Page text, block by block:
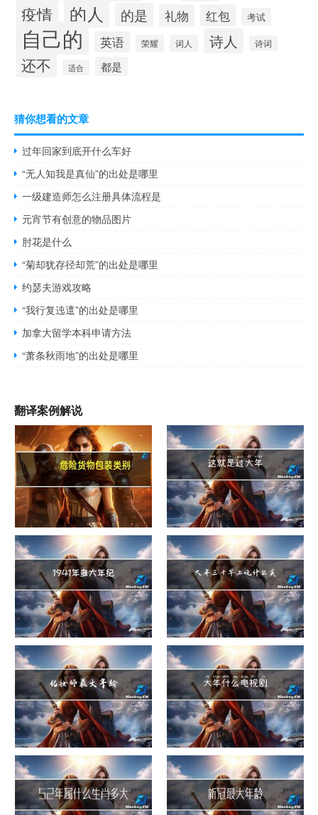
疫情 的人 的是 礼物 红包 考试
自己的 英语 荣耀 词人 诗人 诗词
还不 适合 都是
猜你想看的文章
过年回家到底开什么车好
“无人知我是真仙”的出处是哪里
一级建造师怎么注册具体流程是
元宵节有创意的物品图片
肘花是什么
“菊却犹存径却荒”的出处是哪里
约瑟夫游戏攻略
“我行复迍邅”的出处是哪里
加拿大留学本科申请方法
“萧条秋雨地”的出处是哪里
翻译案例解说
危险货物包装类别 这就是过大年
1941年多大年纪 大年三十早上吃什么美白
化妆师最大年龄 大年什么电视剧